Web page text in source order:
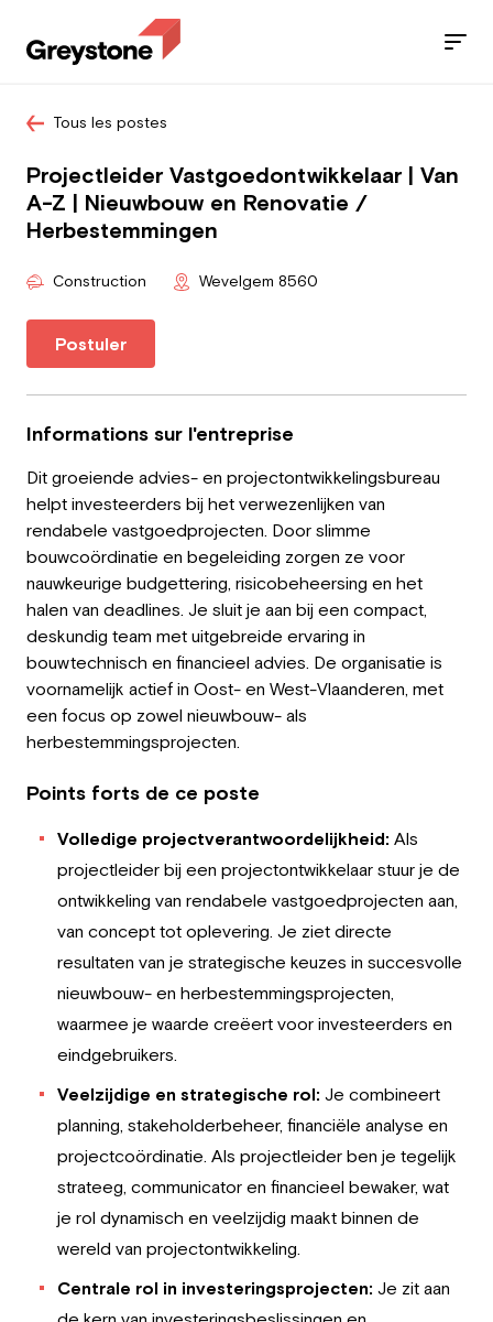
Employeur
Travailler chez Greystone
À propos de nous
Notre équipe
FR
Jobs
Nos services
Secteurs
Tous les postes
Projectleider Vastgoedontwikkelaar | Van
A-Z | Nieuwbouw en Renovatie /
Herbestemmingen
Construction Wevelgem 8560
Postuler
Informations sur l'entreprise
Dit groeiende advies- en projectontwikkelingsbureau
helpt investeerders bij het verwezenlijken van
rendabele vastgoedprojecten. Door slimme
bouwcoördinatie en begeleiding zorgen ze voor
nauwkeurige budgettering, risicobeheersing en het
halen van deadlines. Je sluit je aan bij een compact,
deskundig team met uitgebreide ervaring in
bouwtechnisch en financieel advies. De organisatie is
voornamelijk actief in Oost- en West-Vlaanderen, met
een focus op zowel nieuwbouw- als
herbestemmingsprojecten.
Points forts de ce poste
Volledige projectverantwoordelijkheid: Als
projectleider bij een projectontwikkelaar stuur je de
ontwikkeling van rendabele vastgoedprojecten aan,
van concept tot oplevering. Je ziet directe
resultaten van je strategische keuzes in succesvolle
nieuwbouw- en herbestemmingsprojecten,
waarmee je waarde creëert voor investeerders en
eindgebruikers.
Veelzijdige en strategische rol: Je combineert
planning, stakeholderbeheer, financiële analyse en
projectcoördinatie. Als projectleider ben je tegelijk
strateeg, communicator en financieel bewaker, wat
je rol dynamisch en veelzijdig maakt binnen de
wereld van projectontwikkeling.
Centrale rol in investeringsprojecten: Je zit aan